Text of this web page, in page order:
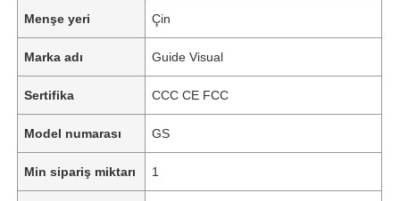
Menşe yeri Çin
Marka adı Guide Visual
Sertifika CCC CE FCC
Model numarası GS
Min sipariş miktarı 1